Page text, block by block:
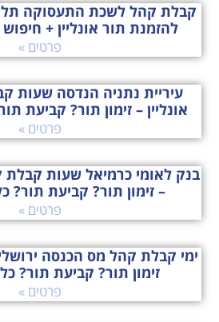
קבלת קהל לשכת התעסוקה תל
להזמנת תור אונליין + חיפוש
פרטים »
עיריית נתניה הנדסה שעות
אונליין – זימון תור? קביעת
פרטים »
בנק לאומי כרמיאל שעות קבלת
– זימון תור? קביעת תור?
פרטים »
ימי קבלת קהל מס הכנסה
זימון תור? קביעת תור?
פרטים »